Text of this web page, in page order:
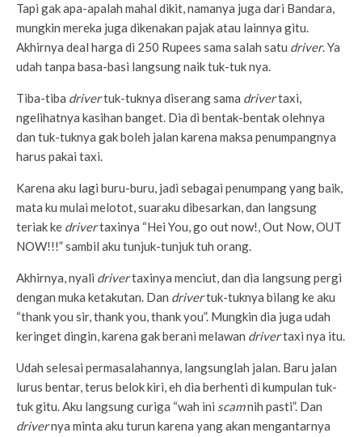
Tapi gak apa-apalah mahal dikit, namanya juga dari Bandara,
mungkin mereka juga dikenakan pajak atau lainnya gitu.
Akhirnya deal harga di 250 Rupees sama salah satu driver. Ya
udah tanpa basa-basi langsung naik tuk-tuk nya.
Tiba-tiba drivertuk-tuknya diserang sama drivertaxi,
ngelihatnya kasihan banget. Dia di bentak-bentak olehnya
dan tuk-tuknya gak boleh jalan karena maksa penumpangnya
harus pakai taxi.
Karena aku lagi buru-buru, jadi sebagai penumpang yang baik,
mata ku mulai melotot, suaraku dibesarkan, dan langsung
teriak ke drivertaxinya “Hei You, go out now!, Out Now, OUT
NOW!!!” sambil aku tunjuk-tunjuk tuh orang.
Akhirnya, nyali drivertaxinya menciut, dan dia langsung pergi
dengan muka ketakutan. Dan drivertuk-tuknya bilang ke aku
“thank you sir, thank you, thank you”. Mungkin dia juga udah
keringet dingin, karena gak berani melawan drivertaxi nya itu.
Udah selesai permasalahannya, langsunglah jalan. Baru jalan
lurus bentar, terus belok kiri, eh dia berhenti di kumpulan tuk-
tuk gitu. Aku langsung curiga “wah ini scamnih pasti”. Dan
drivernya minta aku turun karena yang akan mengantarnya